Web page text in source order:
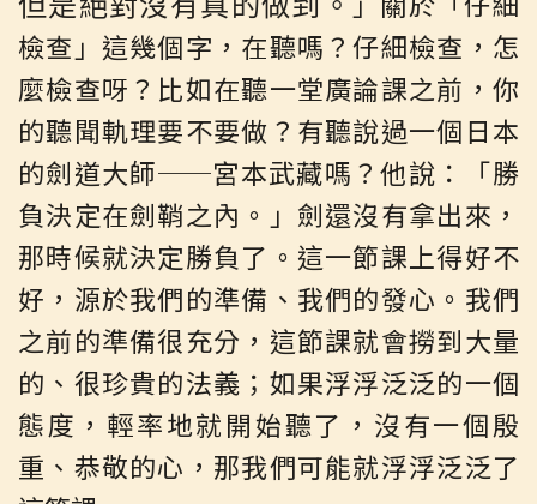
檢查」這幾個字，在聽嗎？仔細檢查，怎
麼檢查呀？比如在聽一堂廣論課之前，你
的聽聞軌理要不要做？有聽說過一個日本
的劍道大師──宮本武藏嗎？他說：「勝
負決定在劍鞘之內。」劍還沒有拿出來，
那時候就決定勝負了。這一節課上得好不
好，源於我們的準備、我們的發心。我們
之前的準備很充分，這節課就會撈到大量
的、很珍貴的法義；如果浮浮泛泛的一個
態度，輕率地就開始聽了，沒有一個殷
重、恭敬的心，那我們可能就浮浮泛泛了